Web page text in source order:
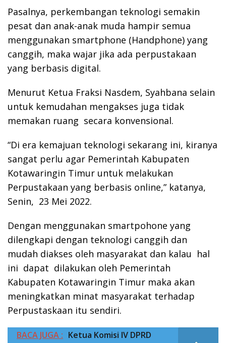
Pasalnya, perkembangan teknologi semakin
pesat dan anak-anak muda hampir semua
menggunakan smartphone (Handphone) yang
canggih, maka wajar jika ada perpustakaan
yang berbasis digital.
Menurut Ketua Fraksi Nasdem, Syahbana selain
untuk kemudahan mengakses juga tidak
memakan ruang secara konvensional.
“Di era kemajuan teknologi sekarang ini, kiranya
sangat perlu agar Pemerintah Kabupaten
Kotawaringin Timur untuk melakukan
Perpustakaan yang berbasis online,” katanya,
Senin, 23 Mei 2022.
Dengan menggunakan smartpohone yang
dilengkapi dengan teknologi canggih dan
mudah diakses oleh masyarakat dan kalau hal
ini dapat dilakukan oleh Pemerintah
Kabupaten Kotawaringin Timur maka akan
meningkatkan minat masyarakat terhadap
Perpustaskaan itu sendiri.
BACA JUGA : Ketua Komisi IV DPRD